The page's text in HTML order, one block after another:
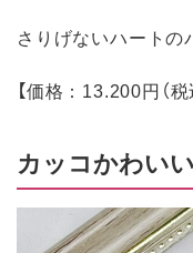
さりげないハートの
【価格：13.200円（税
カッコかわい